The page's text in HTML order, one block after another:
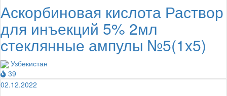
Аскорбиновая кислота Раствор
для инъекций 5% 2мл
cтеклянные ампулы №5(1x5)
Узбекистан
39
02.12.2022